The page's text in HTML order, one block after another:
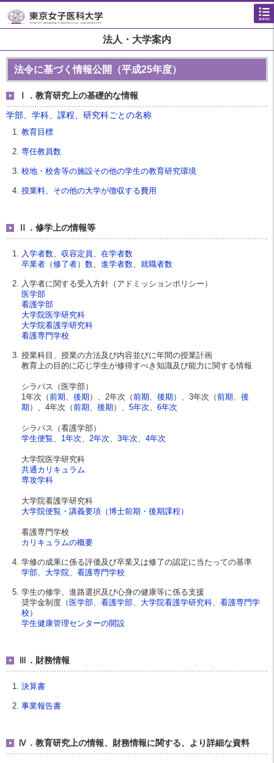
法人・大学案内
法令に基づく情報公開（平成25年度）
Ⅰ．教育研究上の基礎的な情報
学部、学科、課程、研究科ごとの名称
教育目標
専任教員数
校地・校舎等の施設その他の学生の教育研究環境
授業料、その他の大学が徴収する費用
Ⅱ．修学上の情報等
入学者数、収容定員、在学者数
卒業者（修了者）数、進学者数、就職者数
入学者に関する受入方針（アドミッションポリシー）
医学部
看護学部
大学院医学研究科
大学院看護学研究科
看護専門学校
授業科目、授業の方法及び内容並びに年間の授業計画
教育上の目的に応じ学生が修得すべき知識及び能力に関する情報
シラバス（医学部）
1年次（前期、 後期 ）、2年次（前期、 後期 ）、3年次（前期、 後
期 ）、4年次（前期、 後期 ）、 5年次、 6年次
シラバス（看護学部）
学生便覧、 1年次、 2年次、 3年次、 4年次
大学院医学研究科
共通カリキュラム
専攻学科
大学院看護学研究科
大学院便覧・講義要項（博士前期・後期課程）
看護専門学校
カリキュラムの概要
学修の成果に係る評価及び卒業又は修了の認定に当たっての基準
学部、 大学院、 看護専門学校
学生の修学、進路選択及び心身の健康等に係る支援
奨学金制度（ 医学部、 看護学部、 大学院看護学研究科、 看護専門学
校 ）
学生健康管理センターの開設
Ⅲ．財務情報
決算書
事業報告書
Ⅳ．教育研究上の情報、財務情報に関する、より詳細な資料